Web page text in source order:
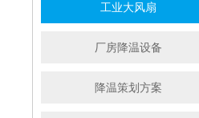
工业大风扇
厂房降温设备
降温策划方案